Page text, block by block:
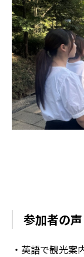
参加者の声
・英語で観光案